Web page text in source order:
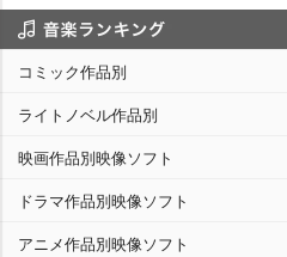
コミック作品別
ライトノベル作品別
映画作品別映像ソフト
ドラマ作品別映像ソフト
アニメ作品別映像ソフト